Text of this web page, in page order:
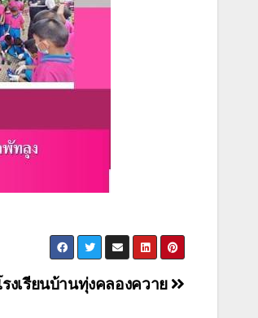
รงเรียนบ้านทุ่งคลองควาย